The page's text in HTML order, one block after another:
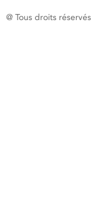
@ Tous droits réservés